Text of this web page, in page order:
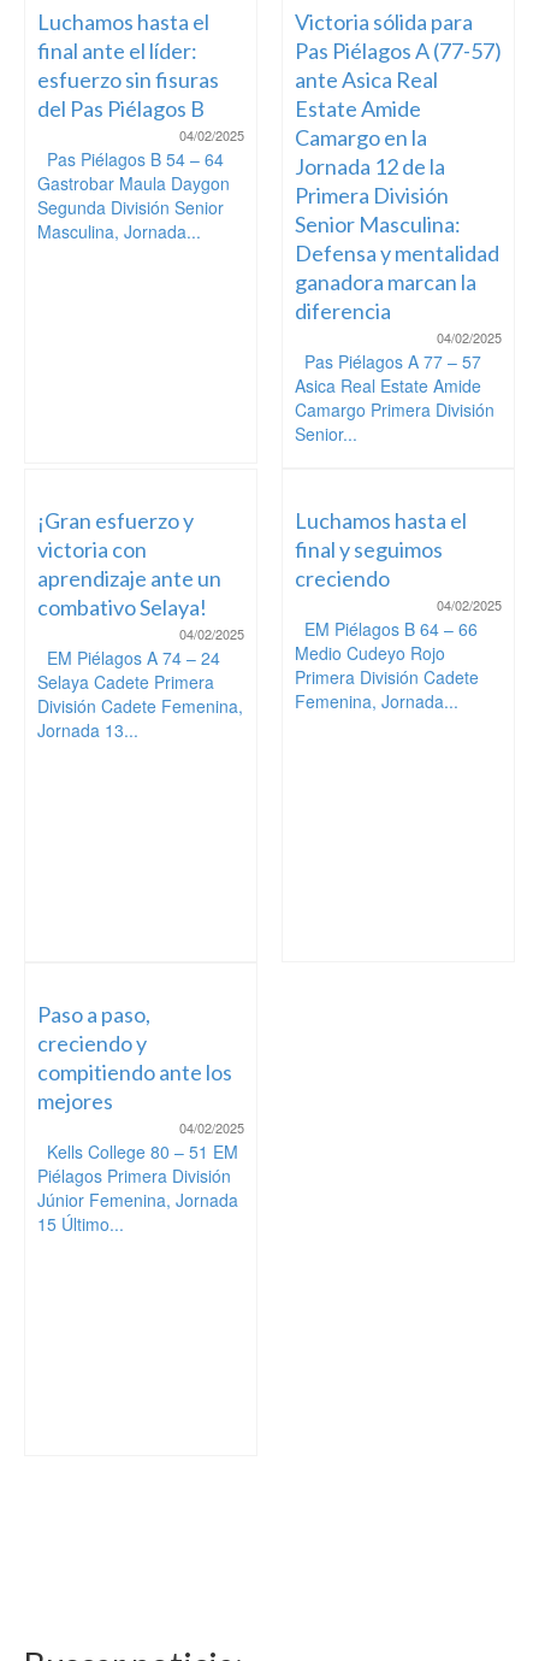
Luchamos hasta el
final ante el líder:
esfuerzo sin fisuras
del Pas Piélagos B
04/02/2025
Pas Piélagos B 54 – 64
Gastrobar Maula Daygon
Segunda División Senior
Masculina, Jornada...
Victoria sólida para
Pas Piélagos A (77-57)
ante Asica Real
Estate Amide
Camargo en la
Jornada 12 de la
Primera División
Senior Masculina:
Defensa y mentalidad
ganadora marcan la
diferencia
04/02/2025
Pas Piélagos A 77 – 57
Asica Real Estate Amide
Camargo Primera División
Senior...
¡Gran esfuerzo y
victoria con
aprendizaje ante un
combativo Selaya!
04/02/2025
EM Piélagos A 74 – 24
Selaya Cadete Primera
División Cadete Femenina,
Jornada 13...
Luchamos hasta el
final y seguimos
creciendo
04/02/2025
EM Piélagos B 64 – 66
Medio Cudeyo Rojo
Primera División Cadete
Femenina, Jornada...
Paso a paso,
creciendo y
compitiendo ante los
mejores
04/02/2025
Kells College 80 – 51 EM
Piélagos Primera División
Júnior Femenina, Jornada
15 Último...